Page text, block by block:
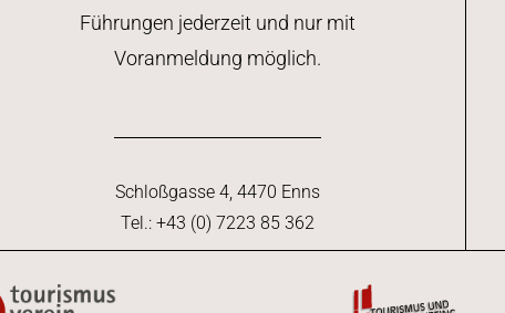
Führungen jederzeit und nur mit
Voranmeldung möglich.
Schloßgasse 4, 4470 Enns
Tel.: +43 (0) 7223 85 362